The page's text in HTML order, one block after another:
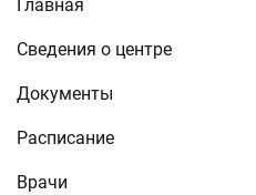
Главная
Сведения о центре
Документы
Расписание
Врачи